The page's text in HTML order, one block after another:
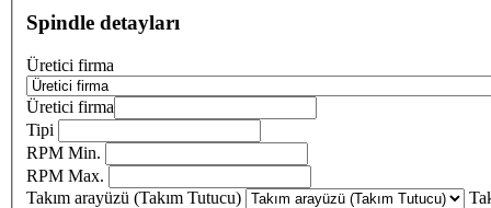
Spindle detayları
Üretici firma
Üretici firma
Tipi
RPM Min.
RPM Max.
Takım arayüzü (Takım Tutucu)